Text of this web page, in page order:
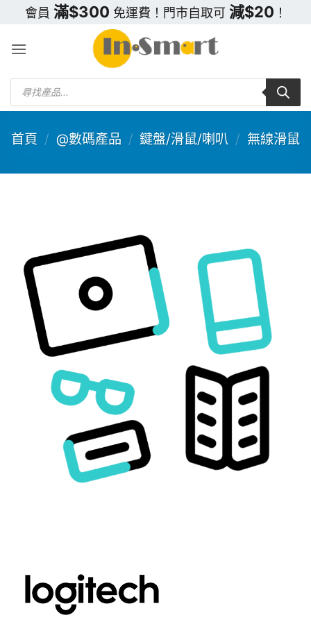
content
會員 滿$300 免運費！門市自取可 減$20 ！
Products
search
首頁 / @數碼產品 / 鍵盤/滑鼠/喇叭 / 無線滑鼠